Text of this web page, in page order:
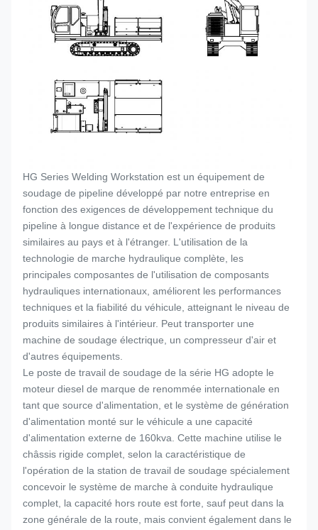
HG Series Welding Workstation est un équipement de
soudage de pipeline développé par notre entreprise en
fonction des exigences de développement technique du
pipeline à longue distance et de l'expérience de produits
similaires au pays et à l'étranger. L'utilisation de la
technologie de marche hydraulique complète, les
principales composantes de l'utilisation de composants
hydrauliques internationaux, améliorent les performances
techniques et la fiabilité du véhicule, atteignant le niveau de
produits similaires à l'intérieur. Peut transporter une
machine de soudage électrique, un compresseur d'air et
d'autres équipements.
Le poste de travail de soudage de la série HG adopte le
moteur diesel de marque de renommée internationale en
tant que source d'alimentation, et le système de génération
d'alimentation monté sur le véhicule a une capacité
d'alimentation externe de 160kva. Cette machine utilise le
châssis rigide complet, selon la caractéristique de
l'opération de la station de travail de soudage spécialement
concevoir le système de marche à conduite hydraulique
complet, la capacité hors route est forte, sauf peut dans la
zone générale de la route, mais convient également dans le